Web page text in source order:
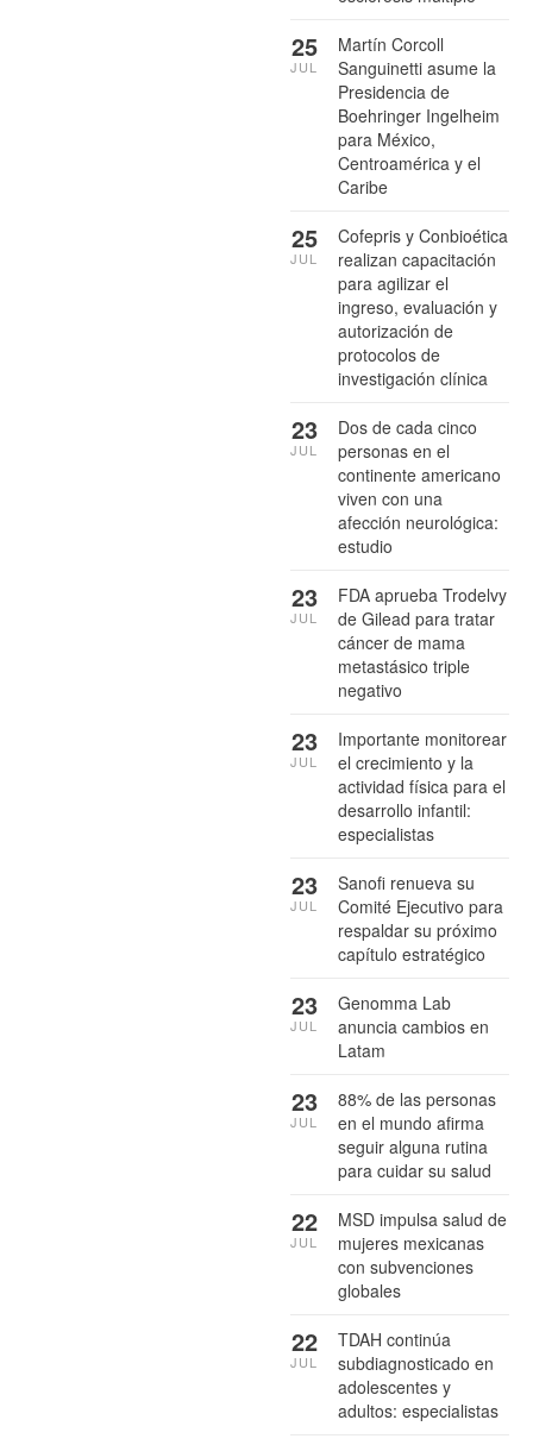
Martín Corcoll
Sanguinetti asume la
Presidencia de
Boehringer Ingelheim
para México,
Centroamérica y el
Caribe
25
JUL
Cofepris y Conbioética
realizan capacitación
para agilizar el
ingreso, evaluación y
autorización de
protocolos de
investigación clínica
25
JUL
Dos de cada cinco
personas en el
continente americano
viven con una
afección neurológica:
estudio
23
JUL
FDA aprueba Trodelvy
de Gilead para tratar
cáncer de mama
metastásico triple
negativo
23
JUL
Importante monitorear
el crecimiento y la
actividad física para el
desarrollo infantil:
especialistas
23
JUL
Sanofi renueva su
Comité Ejecutivo para
respaldar su próximo
capítulo estratégico
23
JUL
Genomma Lab
anuncia cambios en
Latam
23
JUL
88% de las personas
en el mundo afirma
seguir alguna rutina
para cuidar su salud
23
JUL
MSD impulsa salud de
mujeres mexicanas
con subvenciones
globales
22
JUL
TDAH continúa
subdiagnosticado en
adolescentes y
adultos: especialistas
22
JUL